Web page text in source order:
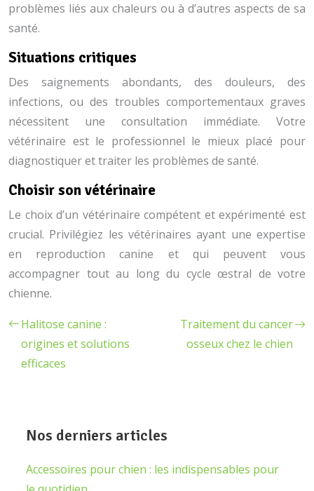
problèmes liés aux chaleurs ou à d’autres aspects de sa
santé.
Situations critiques
Des saignements abondants, des douleurs, des
infections, ou des troubles comportementaux graves
nécessitent une consultation immédiate. Votre
vétérinaire est le professionnel le mieux placé pour
diagnostiquer et traiter les problèmes de santé.
Choisir son vétérinaire
Le choix d’un vétérinaire compétent et expérimenté est
crucial. Privilégiez les vétérinaires ayant une expertise
en reproduction canine et qui peuvent vous
accompagner tout au long du cycle œstral de votre
chienne.
Halitose canine :
origines et solutions
efficaces
Traitement du cancer
osseux chez le chien
Nos derniers articles
Accessoires pour chien : les indispensables pour